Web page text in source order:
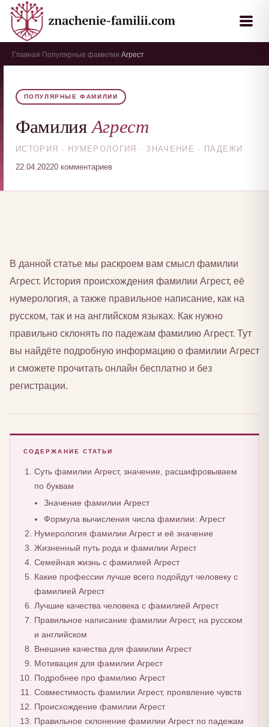
Главная Популярные фамилии Агрест
ПОПУЛЯРНЫЕ ФАМИЛИИ
ФамилияАгрест
ИСТОРИЯ · НУМЕРОЛОГИЯ · ЗНАЧЕНИЕ · ПАДЕЖИ
22.04.20220 комментариев
В данной статье мы раскроем вам смысл фамилии
Агрест. История происхождения фамилии Агрест, её
нумерология, а также правильное написание, как на
русском, так и на английском языках. Как нужно
правильно склонять по падежам фамилию Агрест. Тут
вы найдёте подробную информацию о фамилии Агрест
и сможете прочитать онлайн бесплатно и без
регистрации.
СОДЕРЖАНИЕ СТАТЬИ
Суть фамилии Агрест, значение, расшифровываем
по буквам
Значение фамилии Агрест
Формула вычисления числа фамилии: Агрест
Нумерология фамилии Агрест и её значение
Жизненный путь рода и фамилии Агрест
Семейная жизнь с фамилией Агрест
Какие профессии лучше всего подойдут человеку с
фамилией Агрест
Лучшие качества человека с фамилией Агрест
Правильное написание фамилии Агрест, на русском
и английском
Внешние качества для фамилии Агрест
Мотивация для фамилии Агрест
Подробнее про фамилию Агрест
Совместимость фамилии Агрест, проявление чувств
Происхождение фамилии Агрест
Правильное склонение фамилии Агрест по падежам